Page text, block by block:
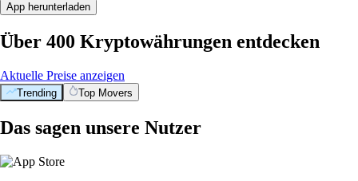
App herunterladen
Über 400 Kryptowährungen entdecken
Aktuelle Preise anzeigen
Trending Top Movers
Das sagen unsere Nutzer